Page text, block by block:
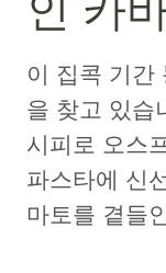
인 카
이 집콕 기간
을 찾고 있습
시피로 오스
파스타에 신
마토를 곁들